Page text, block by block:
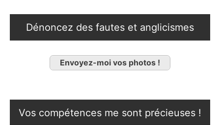
Dénoncez des fautes et anglicismes
Envoyez-moi vos photos !
Vos compétences me sont précieuses !